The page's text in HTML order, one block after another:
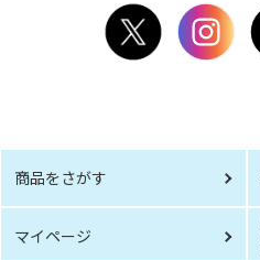
商品をさがす
マイページ